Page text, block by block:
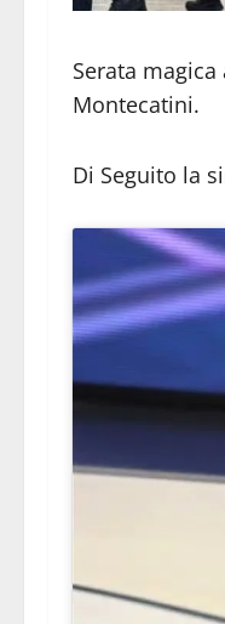
Serata
Montecatini.
Di Seguito la